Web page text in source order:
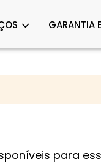
GARANTIA
para